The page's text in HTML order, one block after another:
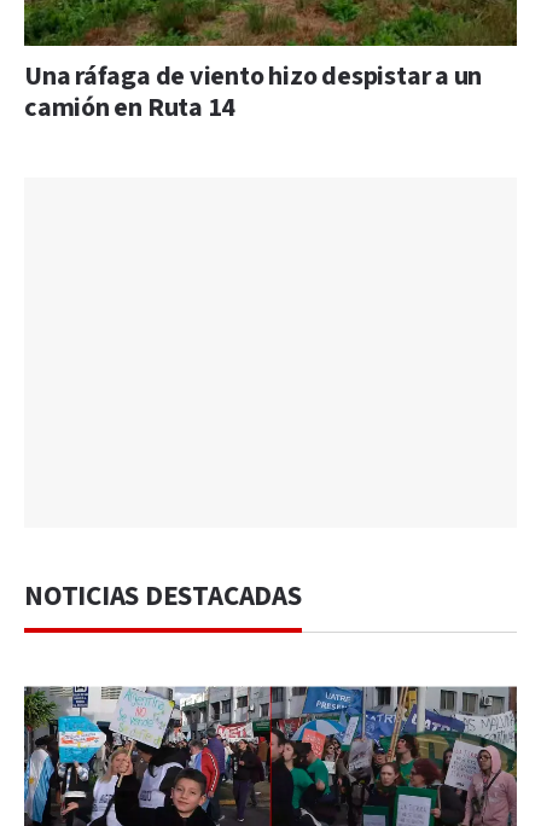
Una ráfaga de viento hizo despistar a un
camión en Ruta 14
NOTICIAS DESTACADAS